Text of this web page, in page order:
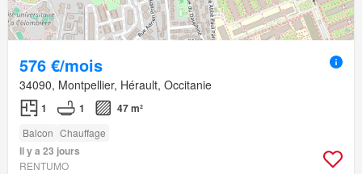
576 €/mois
34090, Montpellier, Hérault, Occitanie
1 1 47 m²
Balcon Chauffage
Il y a 23 jours
RENTUMO